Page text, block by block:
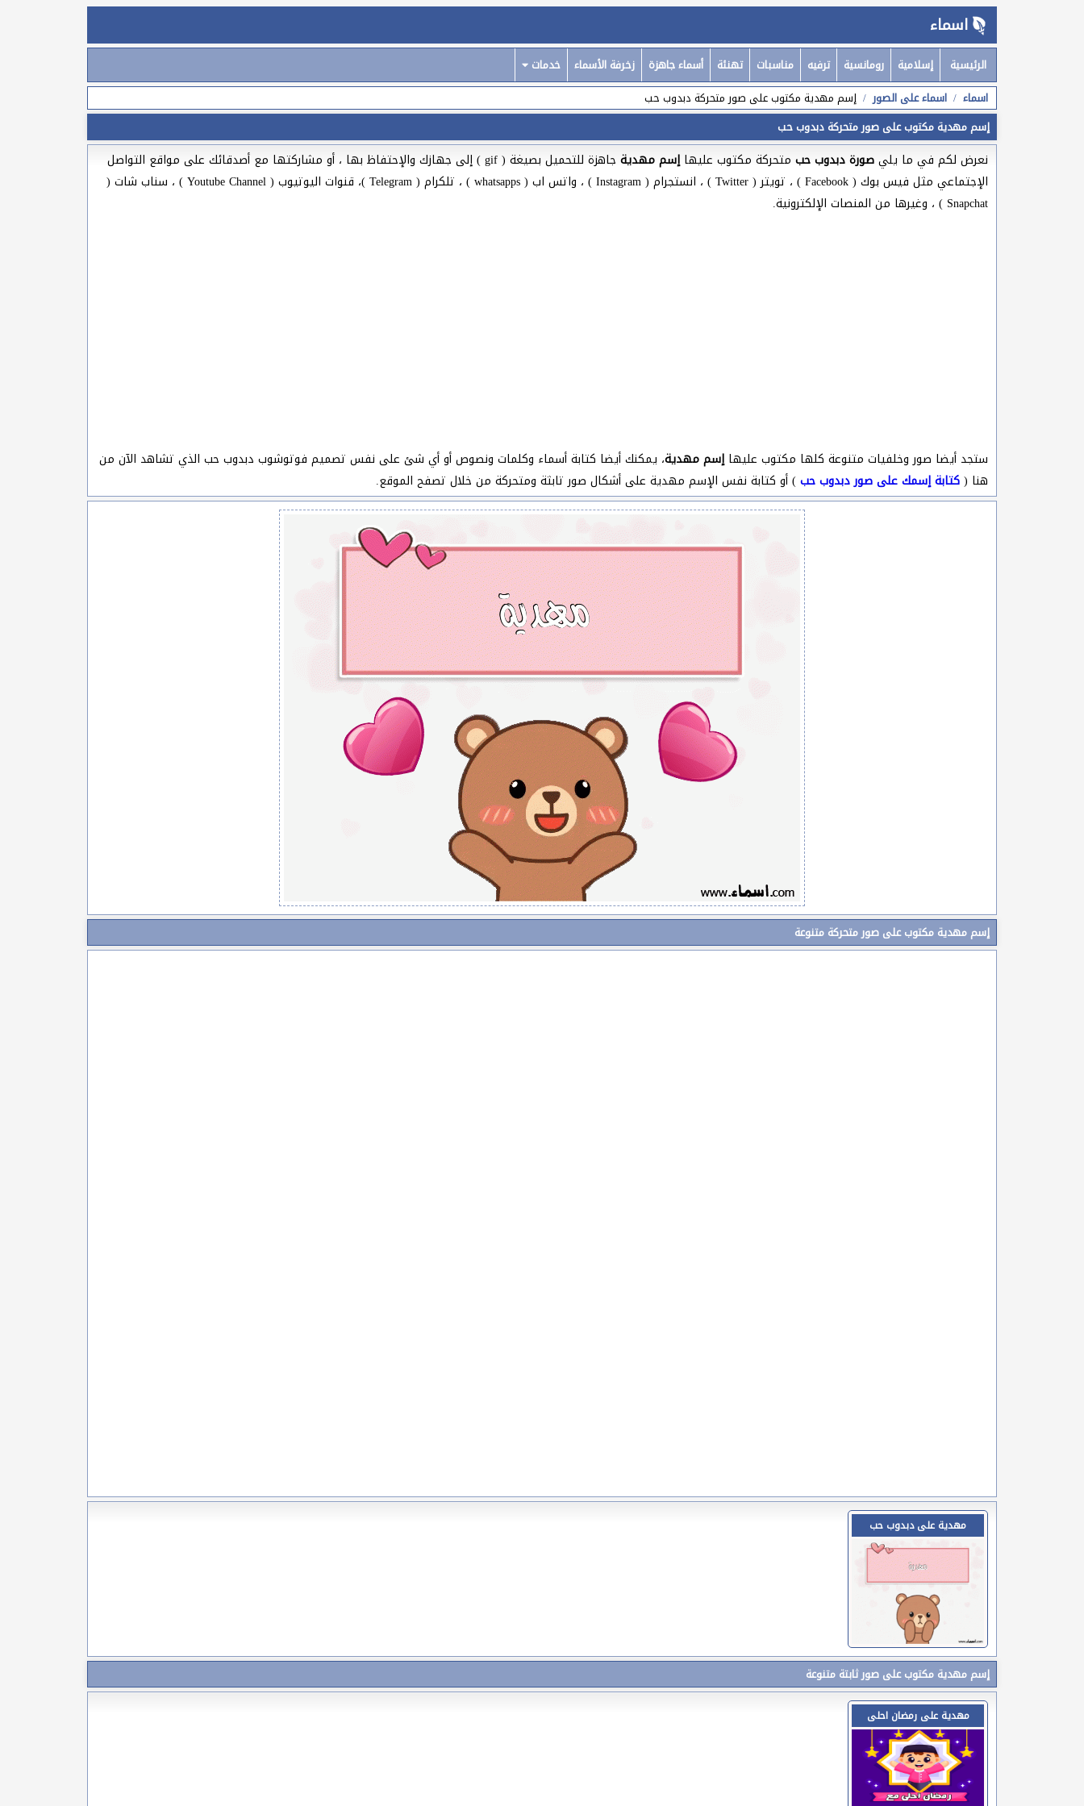
اسماء
الرئيسية إسلامية رومانسية ترفيه مناسبات تهنئة أسماء جاهزة زخرفة الأسماء
خدمات
اسماء
اسماء على الصور
إسم مهدية مكتوب على صور متحركة دبدوب حب
إسم مهدية مكتوب على صور متحركة دبدوب حب
نعرض لكم في ما يليصورة دبدوب حبمتحركة مكتوب عليهاإسم مهدية
جاهزة للتحميل بصيغة ( gif ) إلى جهازك والإحتفاظ بها ، أو مشاركتها مع أصدقائك على مواقع التواصل
الإجتماعي مثل فيس بوك ( Facebook ) ، تويتر ( Twitter ) ، انستجرام ( Instagram ) ، واتس اب ( whatsapps ) ، تلكرام ( Telegram )، قنوات اليوتيوب ( Youtube Channel ) ، سناب شات (
Snapchat ) ، وغيرها من المنصات الإلكترونية.
ستجد أيضا صور وخلفيات متنوعة كلها مكتوب عليهاإسم مهدية، يمكنك أيضا كتابة أسماء وكلمات ونصوص أو أي شئ على نفس تصميم فوتوشوب دبدوب حب الذي تشاهد الآن من
هنا (كتابة إسمك على صور دبدوب حب) أو كتابة نفس الإسم مهدية على أشكال صور تابثة ومتحركة من خلال تصفح الموقع.
إسم مهدية مكتوب على صور متحركة متنوعة
مهدية على دبدوب حب
إسم مهدية مكتوب على صور ثابتة متنوعة
مهدية على رمضان احلى